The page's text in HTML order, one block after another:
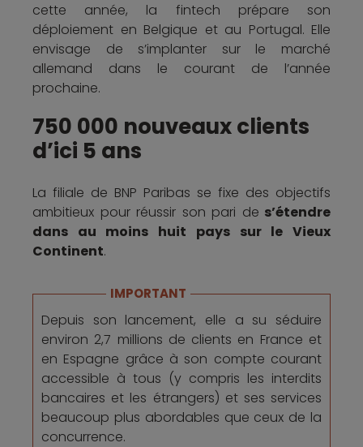
cette année, la fintech prépare son
déploiement en Belgique et au Portugal. Elle
envisage de s’implanter sur le marché
allemand dans le courant de l’année
prochaine.
750 000 nouveaux clients
d’ici 5 ans
La filiale de BNP Paribas se fixe des objectifs
ambitieux pour réussir son pari de s’étendre
dans au moins huit pays sur le Vieux
Continent.
IMPORTANT
Depuis son lancement, elle a su séduire
environ 2,7 millions de clients en France et
en Espagne grâce à son compte courant
accessible à tous (y compris les interdits
bancaires et les étrangers) et ses services
beaucoup plus abordables que ceux de la
concurrence.